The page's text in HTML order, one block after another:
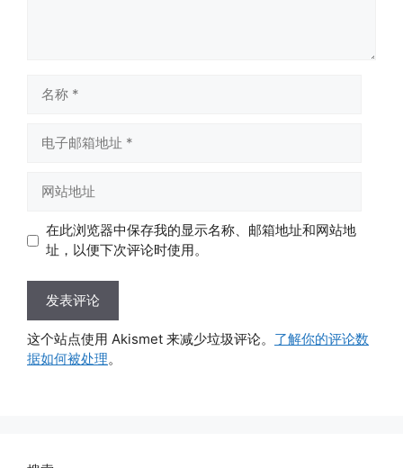
址
址
在此浏览器中保存我的显示名称、邮箱地址和网站地
址，以便下次评论时使用。
这个站点使用 Akismet 来减少垃圾评论。 了解你的评论数
据如何被处理。